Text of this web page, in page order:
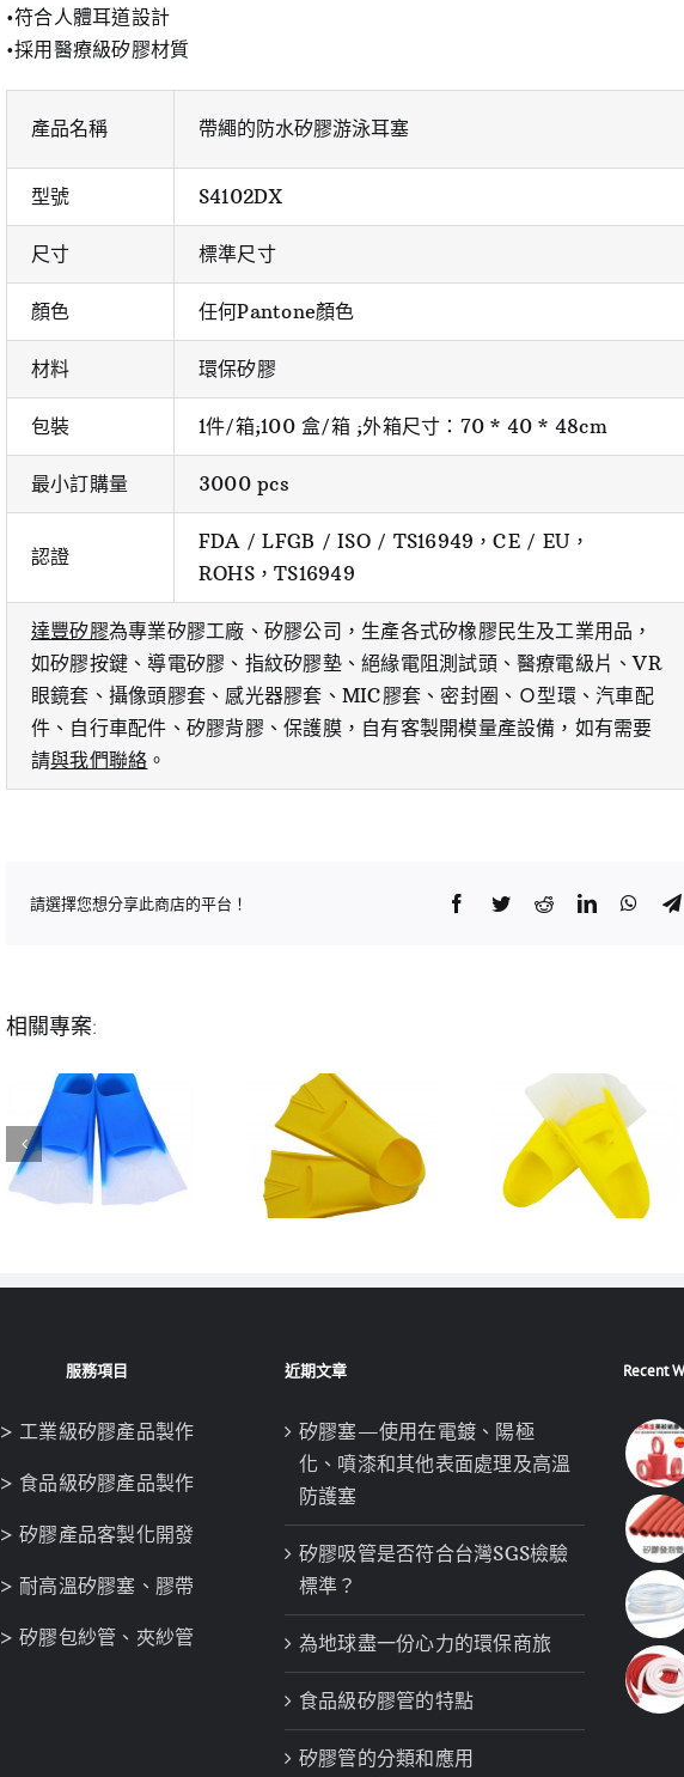
•符合人體耳道設計
•採用醫療級矽膠材質
產品名稱 帶繩的防水矽膠游泳耳塞
型號 S4102DX
尺寸 標準尺寸
顏色 任何Pantone顏色
材料 環保矽膠
包裝 1件/箱;100 盒/箱 ;外箱尺寸：70 * 40 * 48cm
最小訂購量 3000 pcs
認證
FDA / LFGB / ISO / TS16949，CE / EU，
ROHS，TS16949
達豐矽膠為專業矽膠工廠、矽膠公司，生產各式矽橡膠民生及工業用品，
如矽膠按鍵、導電矽膠、指紋矽膠墊、絕緣電阻測試頭、醫療電級片、VR
眼鏡套、攝像頭膠套、感光器膠套、MIC膠套、密封圈、Ｏ型環、汽車配
件、自行車配件、矽膠背膠、保護膜，自有客製開模量產設備，如有需要
請與我們聯絡 。
請選擇您想分享此商店的平台！ Facebook
TwitterRedditLinkedIn
相關專案:
服務項目
> 工業級矽膠產品製作
> 食品級矽膠產品製作
> 矽膠產品客製化開發
> 耐高溫矽膠塞、膠帶
> 矽膠包紗管、夾紗管
近期文章
矽膠塞—使用在電鍍、陽極
化、噴漆和其他表面處理及高溫
防護塞
矽膠吸管是否符合台灣SGS檢驗
標準？
為地球盡一份心力的環保商旅
食品級矽膠管的特點
矽膠管的分類和應用
Recent